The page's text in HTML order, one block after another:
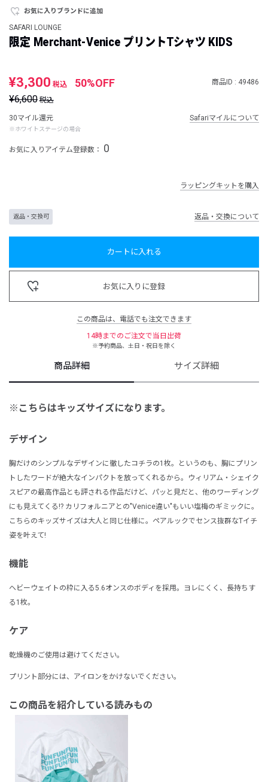
お気に入りブランドに追加
SAFARI LOUNGE
限定 Merchant-Venice プリントTシャツ KIDS
¥3,300 税込 50%OFF 商品ID : 49486
¥6,600 税込
30マイル還元
※ホワイトステージの場合
Safariマイルについて
お気に入りアイテム登録数： 0
ラッピングキットを購入
返品・交換可 返品・交換について
カートに入れる
お気に入りに登録
この商品は、電話でも注文できます
14時までのご注文で当日出荷
※予約商品、土日・祝日を除く
商品詳細 サイズ詳細
※こちらはキッズサイズになります。
デザイン
胸だけのシンプルなデザインに徹したコチラの1枚。というのも、胸にプリン
トしたワードが絶大なインパクトを放ってくれるから。ウィリアム・シェイク
スピアの最高作品とも評される作品だけど、パッと見だと、他のワーディング
にも見えてくる!? カリフォルニアとの"Venice違い"もいい塩梅のギミックに。
こちらのキッズサイズは大人と同じ仕様に。ペアルックでセンス抜群なTイチ
姿を叶えて!
機能
ヘビーウェイトの枠に入る5.6オンスのボディを採用。ヨレにくく、長持ちす
る1枚。
ケア
乾燥機のご使用は避けてください。
プリント部分には、アイロンをかけないでください。
この商品を紹介している読みもの